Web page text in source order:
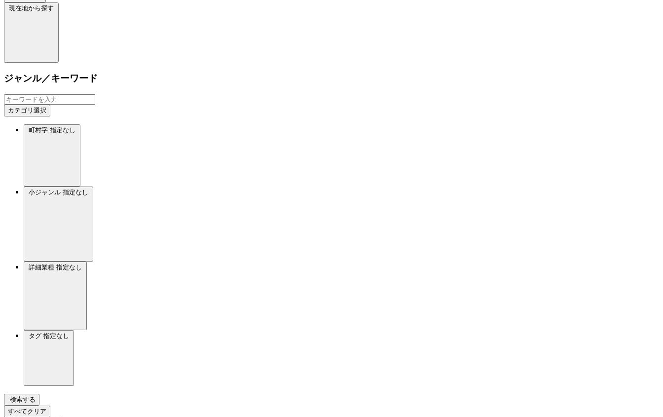
現在地から探す
ジャンル／キーワード
カテゴリ選択
町村字 指定なし
小ジャンル 指定なし
詳細業種 指定なし
タグ 指定なし
検索する
すべてクリア